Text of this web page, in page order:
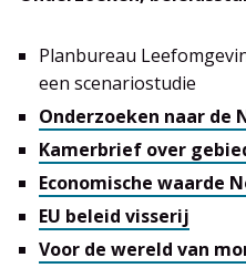
Planbureau
een scenariostudie
Onderzoeken naar de
Kamerbrief over
Economische waarde
EU beleid visserij
Voor de wereld van